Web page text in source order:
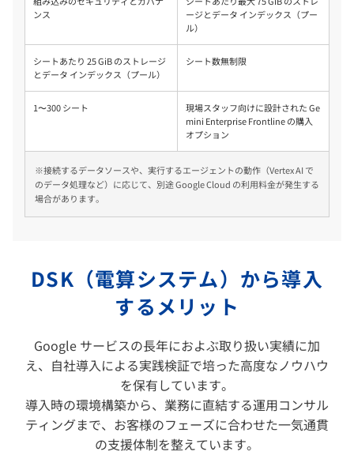
ンス
ージとデータ インデックス（プー
ル）
シートあたり 25 GiB のストレージ
とデータ インデックス（プール）
シート数無制限
1〜300 シート
現場スタッフ向けに設計された Ge
mini Enterprise Frontline の購入
オプション
※接続するデータソースや、実行するエージェントの動作（Vertex AI で
のデータ処理など）に応じて、別途 Google Cloud の利用料金が発生する
場合があります。
DSK（電算システム）から導入
するメリット
Google サービスの長年におよぶ取り扱い実績に加
え、自社導入による実践検証で培った高度なノウハウ
を保有しています。
導入時の環境構築から、業務に直結する運用コンサル
ティングまで、お客様のフェーズに合わせた一気通貫
の支援体制を整えています。